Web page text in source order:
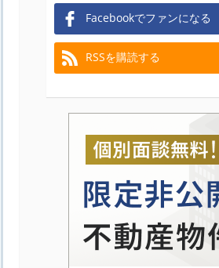
Facebookでファンになる
RSSを購読する